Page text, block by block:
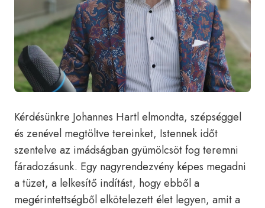
Kérdésünkre Johannes Hartl elmondta, szépséggel
és zenével megtöltve tereinket, Istennek időt
szentelve az imádságban gyümölcsöt fog teremni
fáradozásunk. Egy nagyrendezvény képes megadni
a tüzet, a lelkesítő indítást, hogy ebből a
megérintettségből elkötelezett élet legyen, amit a